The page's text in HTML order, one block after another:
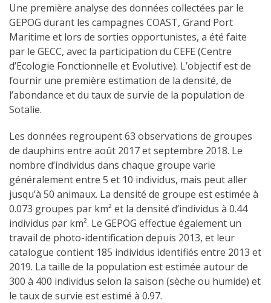
Une première analyse des données collectées par le
GEPOG durant les campagnes COAST, Grand Port
Maritime et lors de sorties opportunistes, a été faite
par le GECC, avec la participation du CEFE (Centre
d’Ecologie Fonctionnelle et Evolutive). L’objectif est de
fournir une première estimation de la densité, de
l’abondance et du taux de survie de la population de
Sotalie.
Les données regroupent 63 observations de groupes
de dauphins entre août 2017 et septembre 2018. Le
nombre d’individus dans chaque groupe varie
généralement entre 5 et 10 individus, mais peut aller
jusqu’à 50 animaux. La densité de groupe est estimée à
0.073 groupes par km² et la densité d’individus à 0.44
individus par km². Le GEPOG effectue également un
travail de photo-identification depuis 2013, et leur
catalogue contient 185 individus identifiés entre 2013 et
2019. La taille de la population est estimée autour de
300 à 400 individus selon la saison (sèche ou humide) et
le taux de survie est estimé à 0.97.